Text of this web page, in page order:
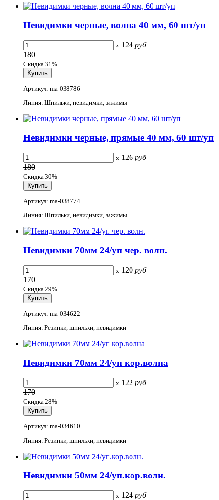
Невидимки черные, волна 40 мм, 60 шт/уп
x 124 руб
180
Скидка 31%
Артикул: ma-038786
Линия: Шпильки, невидимки, зажимы
Невидимки черные, прямые 40 мм, 60 шт/уп
x 126 руб
180
Скидка 30%
Артикул: ma-038774
Линия: Шпильки, невидимки, зажимы
Невидимки 70мм 24/уп чер. волн.
x 120 руб
170
Скидка 29%
Артикул: ma-034622
Линия: Резинки, шпильки, невидимки
Невидимки 70мм 24/уп кор.волна
x 122 руб
170
Скидка 28%
Артикул: ma-034610
Линия: Резинки, шпильки, невидимки
Невидимки 50мм 24/уп.кор.волн.
x 124 руб